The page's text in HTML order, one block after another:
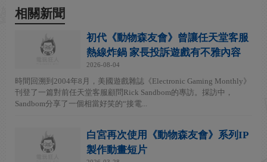
相關新聞
初代《動物森友會》曾讓任天堂客服
熱線炸鍋 家長投訴遊戲有不雅內容
2026-08-04
時間回溯到2004年8月，美國遊戲雜誌《Electronic Gaming Monthly》
刊登了一篇對前任天堂客服顧問Rick Sandbom的專訪。採訪中，
Sandbom分享了一個相當好笑的“接電...
白宮再次使用《動物森友會》系列IP
製作動畫短片